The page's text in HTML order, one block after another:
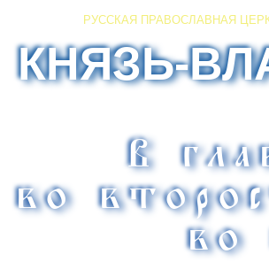
РУССКАЯ ПРАВОСЛАВНАЯ
КНЯЗЬ-
В
во
во